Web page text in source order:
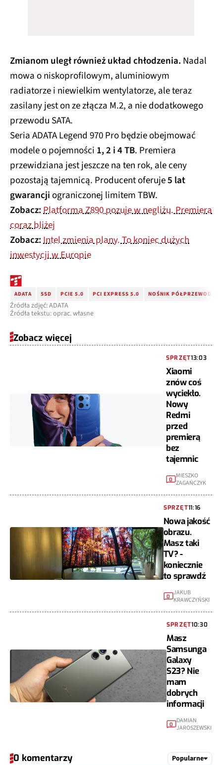
Zmianom uległ również układ chłodzenia. Nadal
mowa o niskoprofilowym, aluminiowym
radiatorze i niewielkim wentylatorze, ale teraz
zasilany jest on ze złącza M.2, a nie dodatkowego
przewodu SATA.
Seria ADATA Legend 970 Pro będzie obejmować
modele o pojemności 1, 2 i 4 TB. Premiera
przewidziana jest jeszcze na ten rok, ale ceny
pozostają tajemnicą. Producent oferuje5 lat
gwarancjiograniczonej limitem TBW.
Zobacz:Platforma Z890 pozuje w negliżu. Premiera
coraz bliżej
Zobacz:Intel zmienia plany. To koniec dużych
inwestycji w Europie
ADATA SSD PCIE 5.0 PCI EXPRESS 5.0 NOŚNIK
Źródła zdjęć: ADATA
Źródła tekstu: oprac. własne
Zobacz więcej
SPRZĘT13:03
Xiaomi
znów coś
wyciekło.
Nowy
Redmi
przed
premierą
bez
tajemnic
0
MIESZKO
ZAGAŃCZYK
SPRZĘT11:16
Nowa jakość
obrazu.
Masz taki
TV? -
koniecznie
to sprawdź
0 JAKUB
KRAWCZYŃSKI
SPRZĘT10:30
Masz
Samsunga
Galaxy
S23? Nie
mam
dobrych
informacji
0
DAMIAN
JAROSZEWSKI
0 komentarzy Popularne